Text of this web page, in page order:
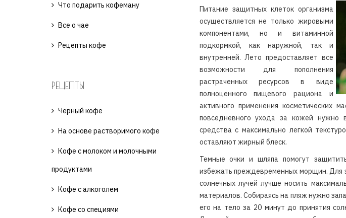
Что подарить кофеману
Все о чае
Рецепты кофе
РЕЦЕПТЫ
Черный кофе
На основе растворимого кофе
Кофе с молоком и молочными
продуктами
Кофе с алкоголем
Кофе со специями
Питание защитных клеток организма
осуществляется не только жировыми
компонентами, но и витаминной
подкормкой, как наружной, так и
внутренней. Лето предоставляет все
возможности для пополнения
растраченных ресурсов в виде
полноценного пищевого рациона и
активного применения косметических
повседневного ухода за кожей нужно
средства с максимально легкой
оставляют жирный блеск.
Темные очки и шляпа помогут
избежать преждевременных морщин. Для
солнечных лучей лучше носить
материалов. Собираясь на пляж нужно
его на тело за 20 минут до принятия